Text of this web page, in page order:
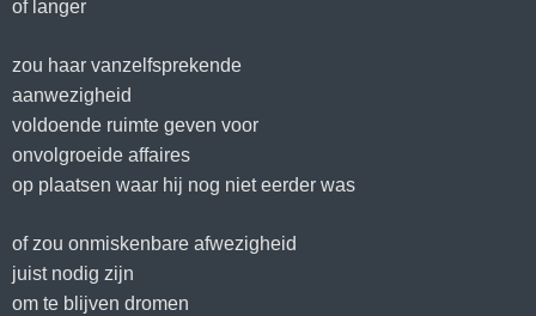
of langer
zou haar vanzelfsprekende
aanwezigheid
voldoende ruimte geven voor
onvolgroeide affaires
op plaatsen waar hij nog niet eerder was
of zou onmiskenbare afwezigheid
juist nodig zijn
om te blijven dromen